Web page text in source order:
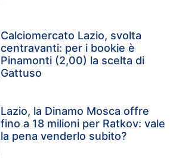
Calciomercato Lazio, svolta
centravanti: per i bookie è
Pinamonti (2,00) la scelta di
Gattuso
Lazio, la Dinamo Mosca offre
fino a 18 milioni per Ratkov: vale
la pena venderlo subito?